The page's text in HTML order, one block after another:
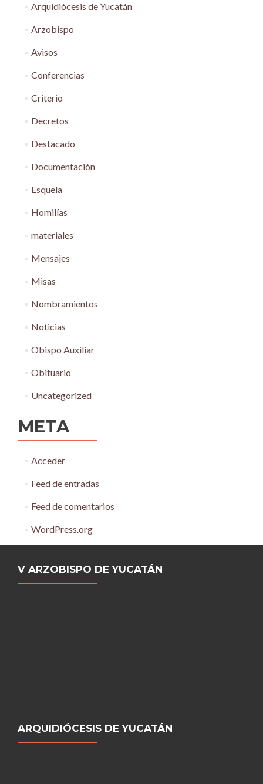
Arquidiócesis de Yucatán
Arzobispo
Avisos
Conferencias
Criterio
Decretos
Destacado
Documentación
Esquela
Homilías
materiales
Mensajes
Misas
Nombramientos
Noticias
Obispo Auxiliar
Obituario
Uncategorized
META
Acceder
Feed de entradas
Feed de comentarios
WordPress.org
V ARZOBISPO DE YUCATÁN
ARQUIDIÓCESIS DE YUCATÁN